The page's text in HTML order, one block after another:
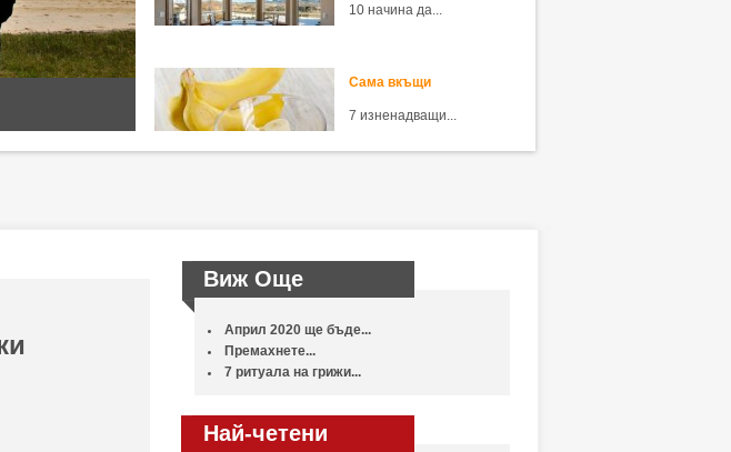
10 начина да...
Сама вкъщи
7 изненадващи...
Виж Още
Април 2020 ще бъде...
Премахнете...
7 ритуала на грижи...
Най-четени